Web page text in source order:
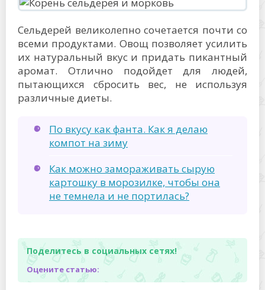
Сельдерей великолепно сочетается почти со
всеми продуктами. Овощ позволяет усилить
их натуральный вкус и придать пикантный
аромат. Отлично подойдет для людей,
пытающихся сбросить вес, не используя
различные диеты.
По вкусу как фанта. Как я делаю
компот на зиму
Как можно замораживать сырую
картошку в морозилке, чтобы она
не темнела и не портилась?
Поделитесь в социальных сетях!
Оцените статью: